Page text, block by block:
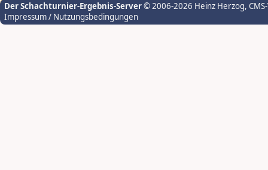
Der Schachturnier-Ergebnis-Server© 2006-2026 Heinz Herzog,
Impressum / Nutzungsbedingungen